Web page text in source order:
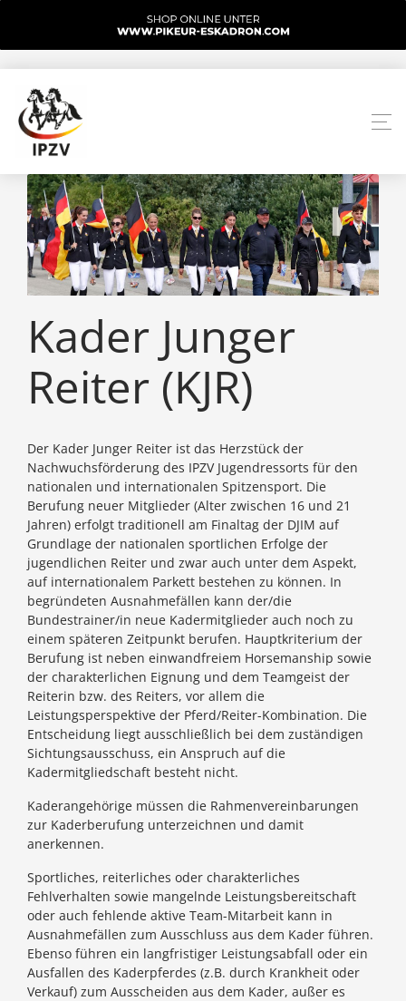
Kader Junger
Reiter (KJR)
Der Kader Junger Reiter ist das Herzstück der
Nachwuchsförderung des IPZV Jugendressorts für den
nationalen und internationalen Spitzensport. Die
Berufung neuer Mitglieder (Alter zwischen 16 und 21
Jahren) erfolgt traditionell am Finaltag der DJIM auf
Grundlage der nationalen sportlichen Erfolge der
jugendlichen Reiter und zwar auch unter dem Aspekt,
auf internationalem Parkett bestehen zu können. In
begründeten Ausnahmefällen kann der/die
Bundestrainer/in neue Kadermitglieder auch noch zu
einem späteren Zeitpunkt berufen. Hauptkriterium der
Berufung ist neben einwandfreiem Horsemanship sowie
der charakterlichen Eignung und dem Teamgeist der
Reiterin bzw. des Reiters, vor allem die
Leistungsperspektive der Pferd/Reiter-Kombination. Die
Entscheidung liegt ausschließlich bei dem zuständigen
Sichtungsausschuss, ein Anspruch auf die
Kadermitgliedschaft besteht nicht.
Kaderangehörige müssen die Rahmenvereinbarungen
zur Kaderberufung unterzeichnen und damit
anerkennen.
Sportliches, reiterliches oder charakterliches
Fehlverhalten sowie mangelnde Leistungsbereitschaft
oder auch fehlende aktive Team-Mitarbeit kann in
Ausnahmefällen zum Ausschluss aus dem Kader führen.
Ebenso führen ein langfristiger Leistungsabfall oder ein
Ausfallen des Kaderpferdes (z.B. durch Krankheit oder
Verkauf) zum Ausscheiden aus dem Kader, außer es